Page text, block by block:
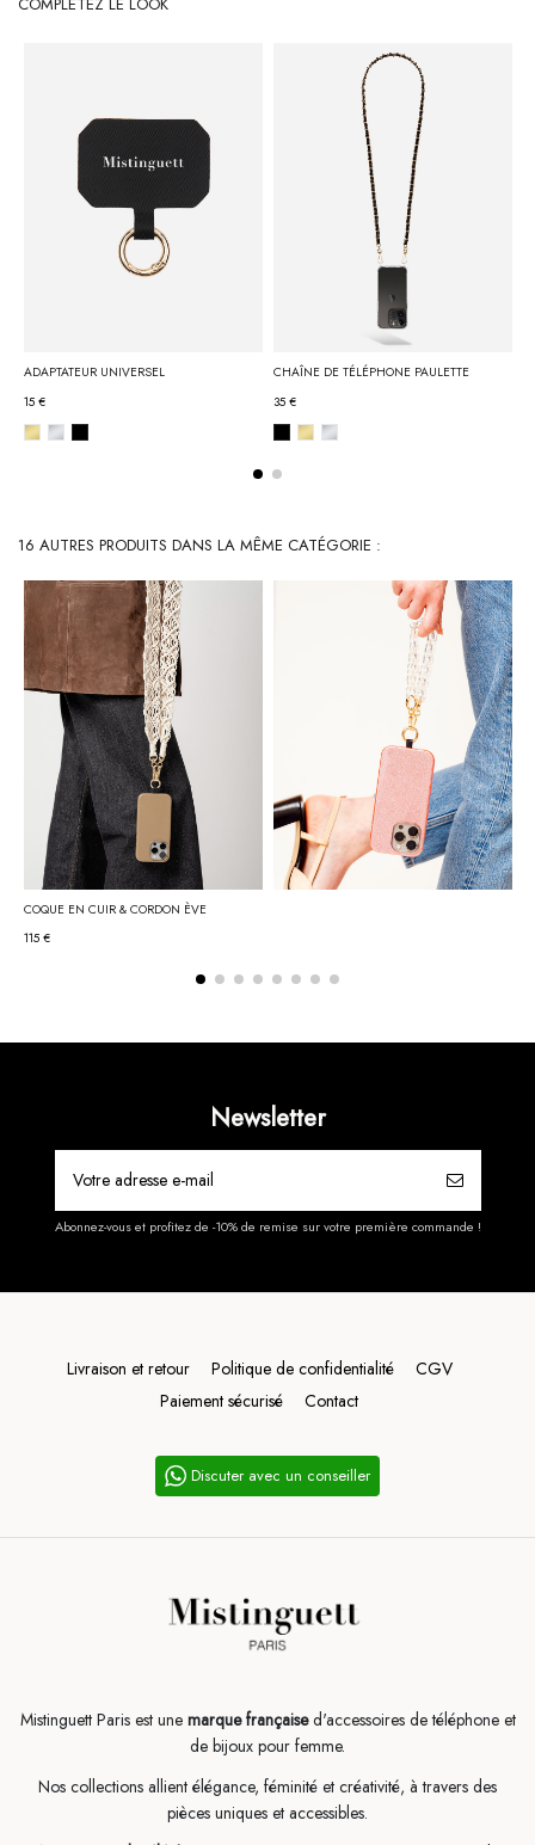
ADAPTATEUR UNIVERSEL
15 €
CHAÎNE DE TÉLÉPHONE PAULETTE
35 €
16 AUTRES PRODUITS DANS LA MÊME CATÉGORIE :
COQUE EN CUIR & CORDON ÈVE
115 €
Newsletter
Abonnez-vous et profitez de -10% de remise sur votre première commande !
Livraison et retour Politique de confidentialité
CGV
Paiement sécurisé
Contact
Discuter avec un conseiller
Mistinguett Paris est une marque françaised'accessoires de téléphone et
de bijoux pour femme.
Nos collections allient élégance, féminité et créativité, à travers des
pièces uniques et accessibles.